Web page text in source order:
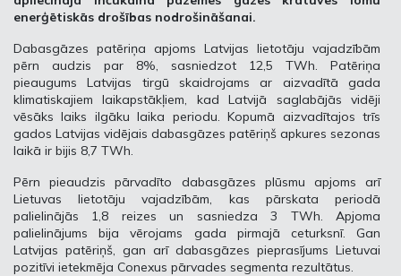
enerģētiskās drošības nodrošināšanai.
Dabasgāzes patēriņa apjoms Latvijas lietotāju vajadzībām
pērn audzis par 8%, sasniedzot 12,5 TWh. Patēriņa
pieaugums Latvijas tirgū skaidrojams ar aizvadītā gada
klimatiskajiem laikapstākļiem, kad Latvijā saglabājās vidēji
vēsāks laiks ilgāku laika periodu. Kopumā aizvadītajos trīs
gados Latvijas vidējais dabasgāzes patēriņš apkures sezonas
laikā ir bijis 8,7 TWh.
Pērn pieaudzis pārvadīto dabasgāzes plūsmu apjoms arī
Lietuvas lietotāju vajadzībām, kas pārskata periodā
palielinājās 1,8 reizes un sasniedza 3 TWh. Apjoma
palielinājums bija vērojams gada pirmajā ceturksnī. Gan
Latvijas patēriņš, gan arī dabasgāzes pieprasījums Lietuvai
pozitīvi ietekmēja Conexus pārvades segmenta rezultātus.